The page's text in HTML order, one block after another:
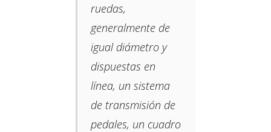
ruedas,​
generalmente de
igual diámetro y
dispuestas en
línea, un sistema
de transmisión de
pedales, un cuadro